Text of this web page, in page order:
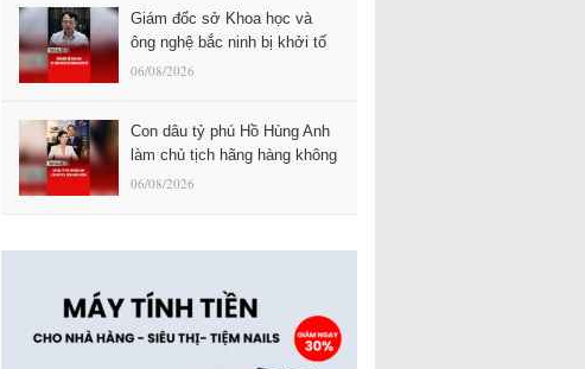
Giám đốc sở Khoa học và
ông nghệ bắc ninh bị khởi tố
06/08/2026
Con dâu tỷ phú Hồ Hùng Anh
làm chủ tịch hãng hàng không
06/08/2026